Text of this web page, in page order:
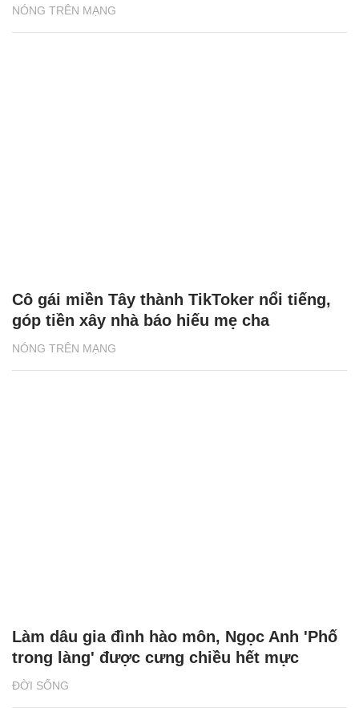
NÓNG TRÊN MẠNG
NÓNG TRÊN MẠNG
Cô gái miền Tây thành TikToker nổi tiếng,
góp tiền xây nhà báo hiếu mẹ cha
ĐỜI SỐNG
Làm dâu gia đình hào môn, Ngọc Anh 'Phố
trong làng' được cưng chiều hết mực